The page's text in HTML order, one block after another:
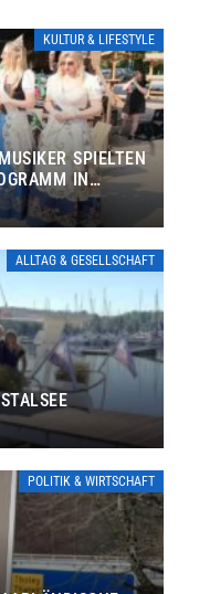
KULTUR & LIFESTYLE
SPIELTEN
IN
ALLTAG & GESELLSCHAFT
POLITIK & WIRTSCHAFT